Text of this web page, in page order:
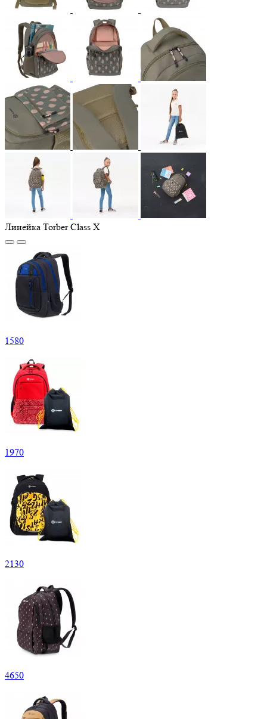
Линейка Torber Class X
1580
1970
2130
4650